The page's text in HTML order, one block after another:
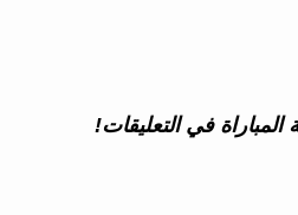
المباراة في التعليقات!